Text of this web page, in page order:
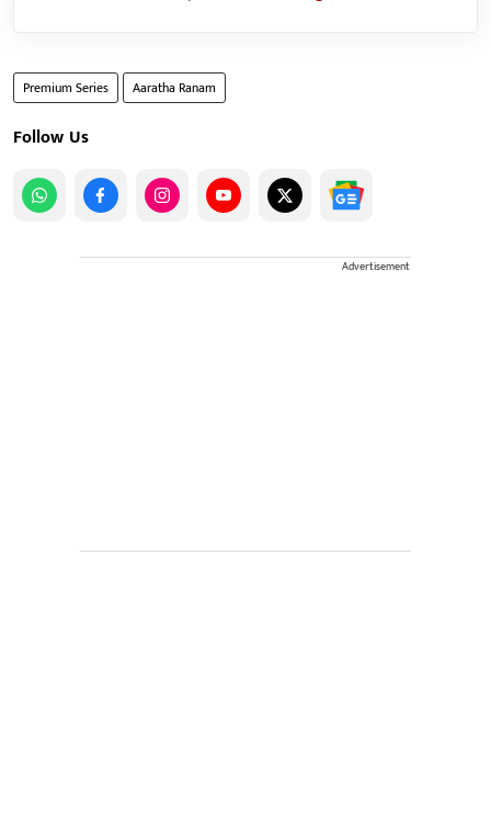
Premium Series Aaratha Ranam
Follow Us
Advertisement